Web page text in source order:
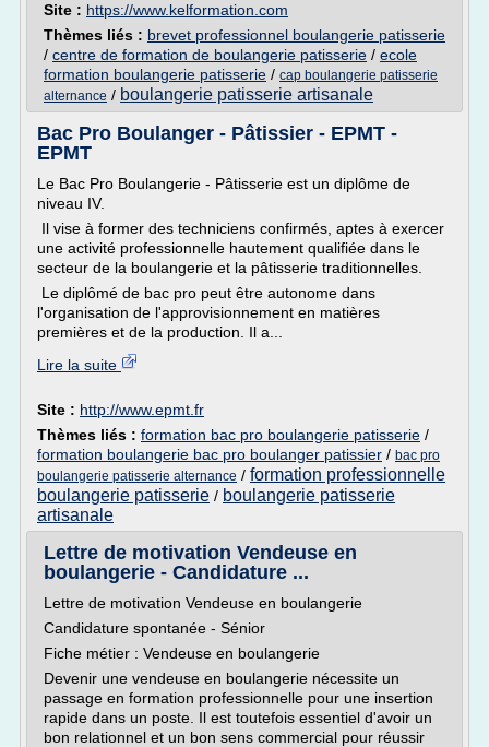
Site : https://www.kelformation.com
Thèmes liés : brevet professionnel boulangerie patisserie
/ centre de formation de boulangerie patisserie / ecole
formation boulangerie patisserie / cap boulangerie patisserie
alternance / boulangerie patisserie artisanale
Bac Pro Boulanger - Pâtissier - EPMT -
EPMT
Le Bac Pro Boulangerie - Pâtisserie est un diplôme de
niveau IV.
Il vise à former des techniciens confirmés, aptes à exercer
une activité professionnelle hautement qualifiée dans le
secteur de la boulangerie et la pâtisserie traditionnelles.
Le diplômé de bac pro peut être autonome dans
l'organisation de l'approvisionnement en matières
premières et de la production. Il a...
Lire la suite
Site : http://www.epmt.fr
Thèmes liés : formation bac pro boulangerie patisserie /
formation boulangerie bac pro boulanger patissier / bac pro
boulangerie patisserie alternance / formation professionnelle
boulangerie patisserie / boulangerie patisserie
artisanale
Lettre de motivation Vendeuse en
boulangerie - Candidature ...
Lettre de motivation Vendeuse en boulangerie
Candidature spontanée - Sénior
Fiche métier : Vendeuse en boulangerie
Devenir une vendeuse en boulangerie nécessite un
passage en formation professionnelle pour une insertion
rapide dans un poste. Il est toutefois essentiel d'avoir un
bon relationnel et un bon sens commercial pour réussir